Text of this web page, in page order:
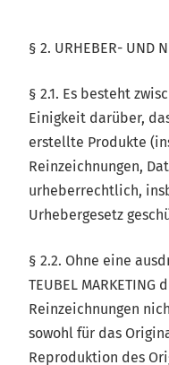
§ 2. URHEBER- UND
§ 2.1. Es besteht
Einigkeit darüber,
erstellte Produkte
Reinzeichnungen,
urheberrechtlich,
Urhebergesetz
§ 2.2. Ohne eine
TEUBEL
Reinzeichnungen
sowohl für das
Reproduktion des